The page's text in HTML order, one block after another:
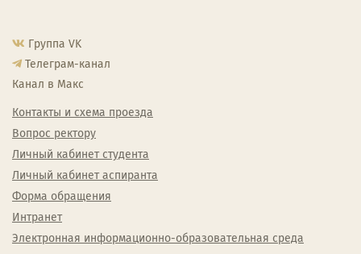
Группа VK
Телеграм-канал
Канал в Макс
Контакты и схема проезда
Вопрос ректору
Личный кабинет студента
Личный кабинет аспиранта
Форма обращения
Интранет
Электронная информационно-образовательная среда